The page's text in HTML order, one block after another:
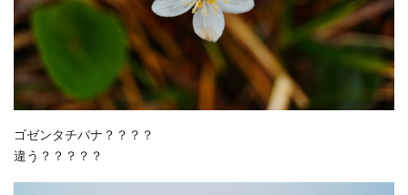
ゴゼンタチバナ？？？？
違う？？？？？